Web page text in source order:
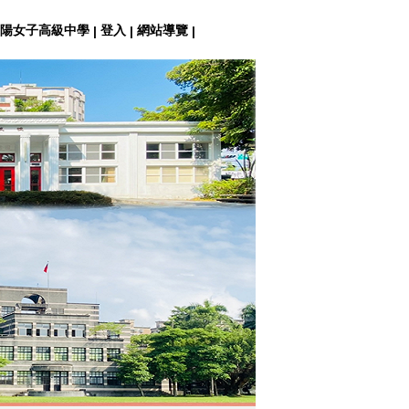
女子高級中學 | 登入 | 網站導覽 |